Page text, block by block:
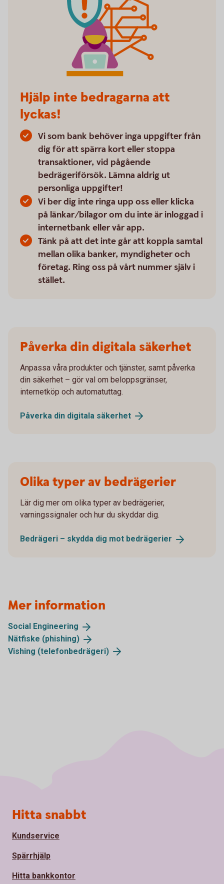
Hjälp inte bedragarna att
lyckas!
Vi som bank behöver inga uppgifter från
dig för att spärra kort eller stoppa
transaktioner, vid pågående
bedrägeriförsök. Lämna aldrig ut
personliga uppgifter!
Vi ber dig inte ringa upp oss eller klicka
på länkar/bilagor om du inte är inloggad i
internetbank eller vår app.
Tänk på att det inte går att koppla samtal
mellan olika banker, myndigheter och
företag. Ring oss på vårt nummer själv i
stället.
Påverka din digitala säkerhet
Anpassa våra produkter och tjänster, samt påverka
din säkerhet – gör val om beloppsgränser,
internetköp och automatuttag.
Påverka din digitala säkerhet
Olika typer av bedrägerier
Lär dig mer om olika typer av bedrägerier,
varningssignaler och hur du skyddar dig.
Bedrägeri – skydda dig mot bedrägerier
Mer information
Social Engineering
Nätfiske (phishing)
Vishing (telefonbedrägeri)
Sidfot
Hitta snabbt
Kundservice
Spärrhjälp
Hitta bankkontor